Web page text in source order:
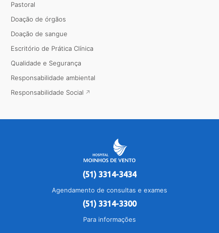
Pastoral
Doação de órgãos
Doação de sangue
Escritório de Prática Clínica
Qualidade e Segurança
Responsabilidade ambiental
Responsabilidade Social
(51) 3314-3434
Agendamento de consultas e exames
(51) 3314-3300
Para informações